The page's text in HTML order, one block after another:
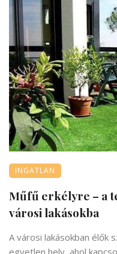
INGATLAN
Műfű erkélyre – a
városi lakásokba
A városi lakásokban élők
egyetlen hely, ahol